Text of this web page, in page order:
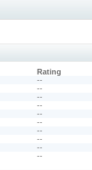
Rating
--
--
--
--
--
--
--
--
--
--